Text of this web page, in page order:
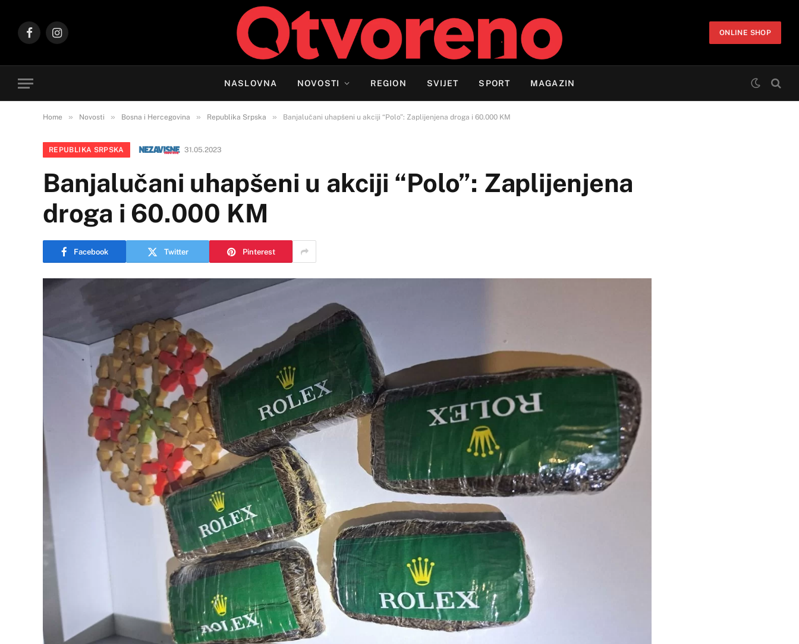
FacebookInstagram
ONLINE SHOP
NASLOVNA NOVOSTI REGION SVIJET SPORT MAGAZIN
Home » Novosti » Bosna i Hercegovina » Republika Srpska » Banjalučani uhapšeni u akciji “Polo”: Zaplijenjena droga i 60.000 KM
REPUBLIKA SRPSKA 31.05.2023
Banjalučani uhapšeni u akciji “Polo”: Zaplijenjena
droga i 60.000 KM
Facebook Twitter Pinterest